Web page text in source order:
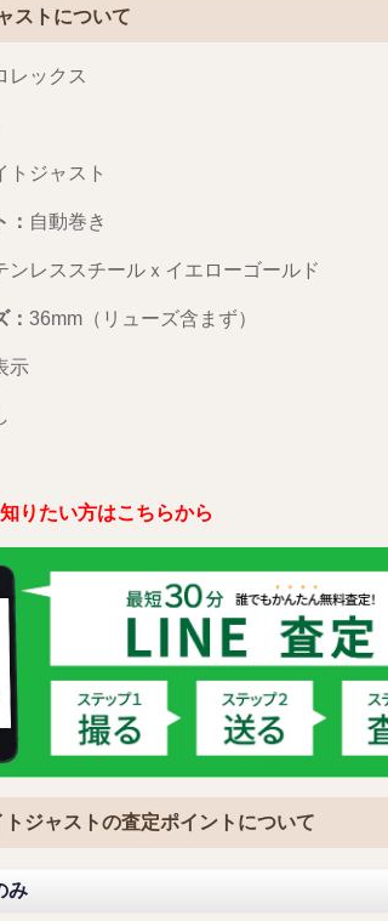
ストについて
レックス
トジャスト
： 自動巻き
ンレススチールｘイエローゴールド
： 36mm（リューズ含まず）
示
りたい方はこちらから
トジャストの査定ポイントについて
み